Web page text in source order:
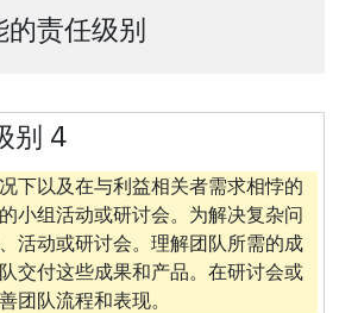
的责任级别
别 4
下以及在与利益相关者需求相悖的
小组活动或研讨会。为解决复杂问
活动或研讨会。理解团队所需的成
交付这些成果和产品。在研讨会或
团队流程和表现。